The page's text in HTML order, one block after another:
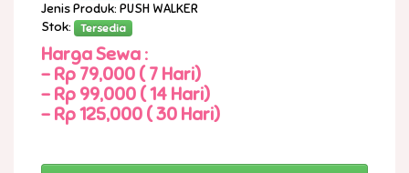
Jenis Produk: PUSH WALKER
Stok:
Tersedia
Harga Sewa :
- Rp 79,000 ( 7 Hari)
- Rp 99,000 ( 14 Hari)
- Rp 125,000 ( 30 Hari)